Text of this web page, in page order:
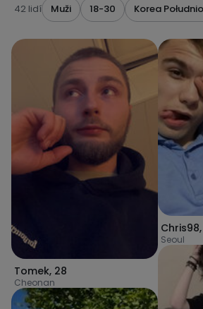
42 lidí Muži 18-30 Korea
Tomek, 28
Cheonan
Chris98,
Seoul